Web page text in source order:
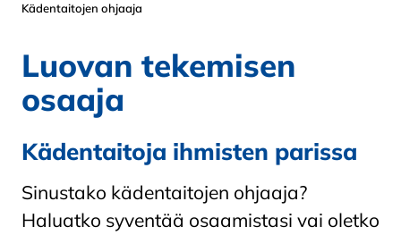
Kädentaitojen ohjaaja
Luovan tekemisen
osaaja
Kädentaitoja ihmisten parissa
Sinustako kädentaitojen ohjaaja?
Haluatko syventää osaamistasi vai oletko